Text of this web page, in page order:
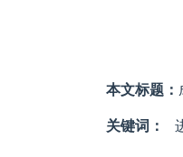
本文标题：
关键词：